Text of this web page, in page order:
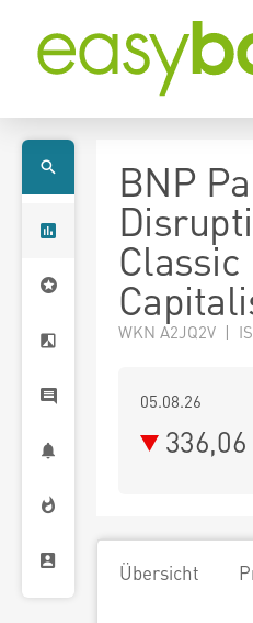
BNP
Classic
WKN A2JQ2V |
05.08.26
336,06
Übersicht